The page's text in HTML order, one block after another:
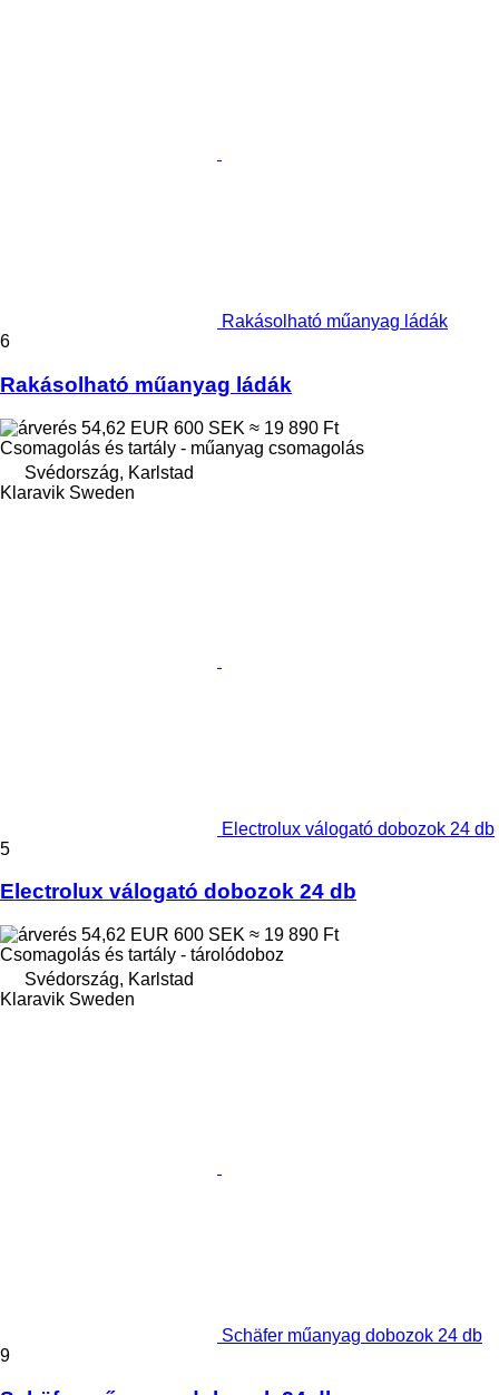
Rakásolható műanyag ládák
6
Rakásolható műanyag ládák
54,62 EUR 600 SEK ≈ 19 890 Ft
Csomagolás és tartály - műanyag csomagolás
Svédország, Karlstad
Klaravik Sweden
Electrolux válogató dobozok 24 db
5
Electrolux válogató dobozok 24 db
54,62 EUR 600 SEK ≈ 19 890 Ft
Csomagolás és tartály - tárolódoboz
Svédország, Karlstad
Klaravik Sweden
Schäfer műanyag dobozok 24 db
9